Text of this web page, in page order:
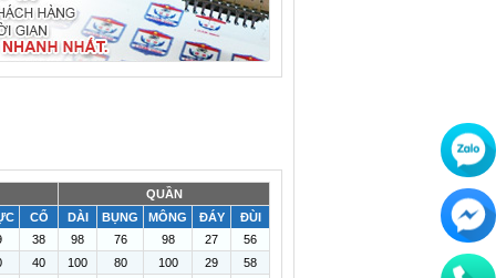
QUẦN
CỔ DÀI BỤNG MÔNG ĐÁY
ĐÙI
38 98 76 98 27
56
40 100 80 100 29
58